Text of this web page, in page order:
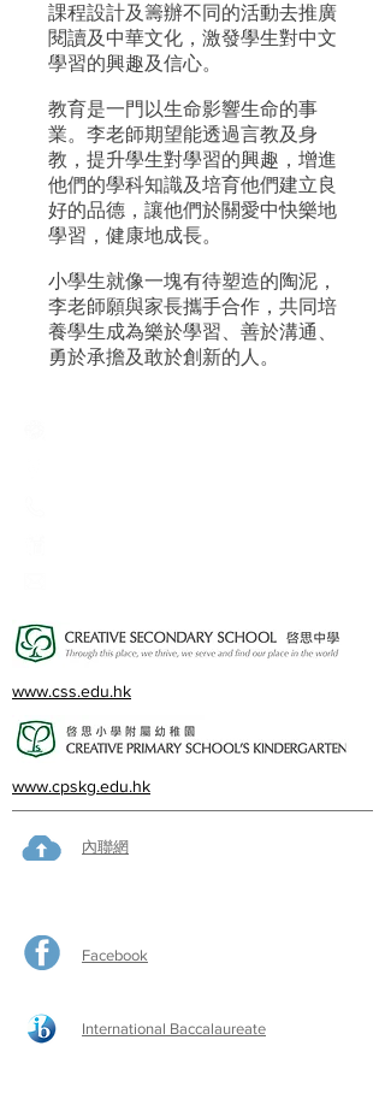
課程設計及籌辦不同的活動去推廣
閱讀及中華文化，激發學生對中文
學習的興趣及信心。
教育是一門以生命影響生命的事
業。李老師期望能透過言教及身
教，提升學生對學習的興趣，增進
他們的學科知識及培育他們建立良
好的品德，讓他們於關愛中快樂地
學習，健康地成長。
小學生就像一塊有待塑造的陶泥，
李老師願與家長攜手合作，共同培
養學生成為樂於學習、善於溝通、
勇於承擔及敢於創新的人。
www.css.edu.hk
www.cpskg.edu.hk
內聯網
Facebook
International Baccalaureate